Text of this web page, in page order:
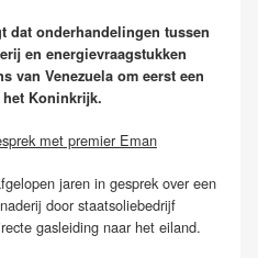
dat onderhandelingen tussen
en energievraagstukken
van Venezuela om eerst een
Koninkrijk.
met premier Eman
jaren in gesprek over een
door staatsoliebedrijf
gasleiding naar het eiland.